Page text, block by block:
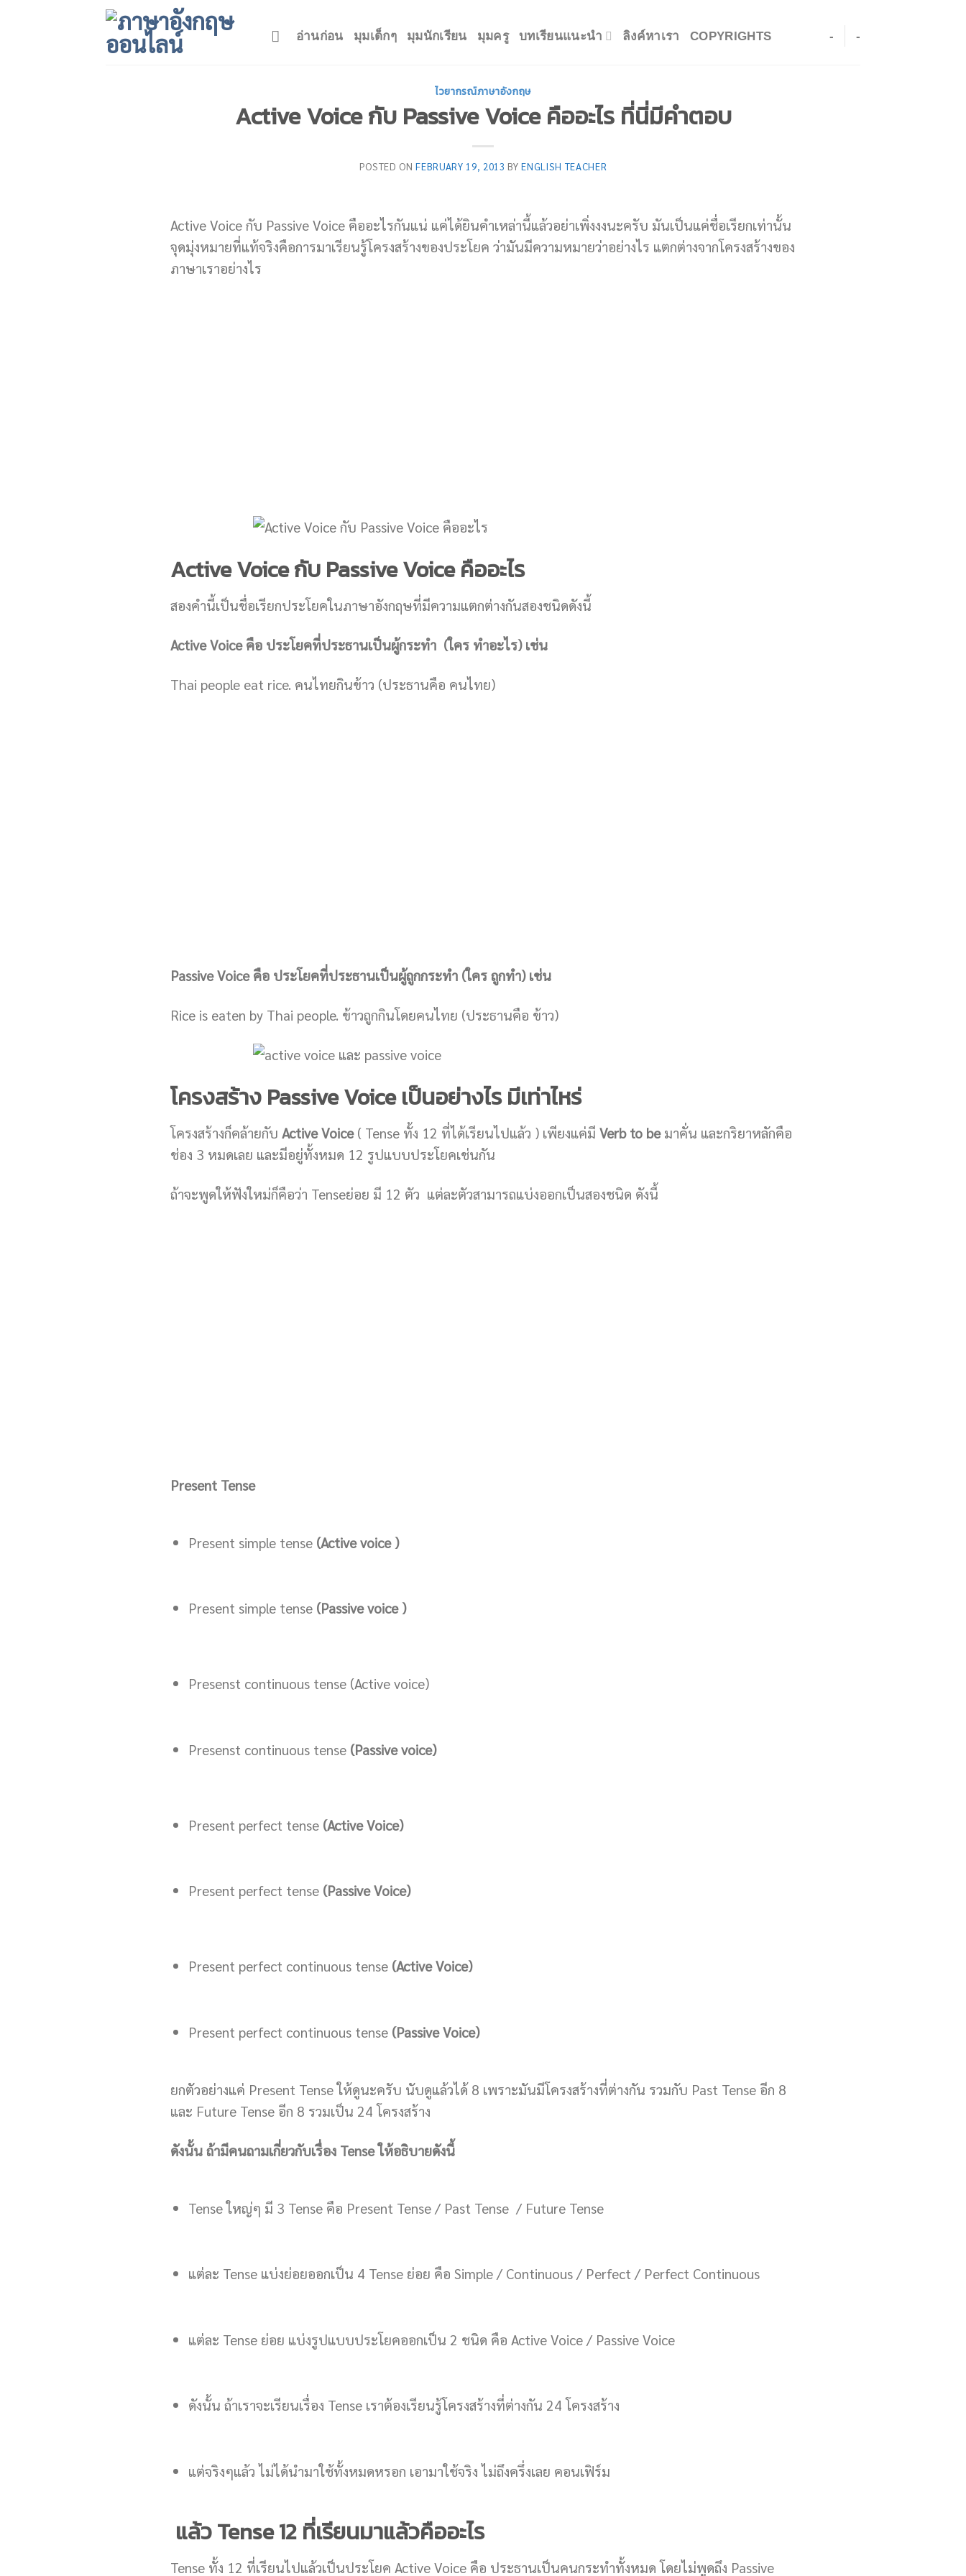
อ่านก่อน มุมเด็กๆ มุมนักเรียน มุมครู บทเรียนแนะนำ ลิงค์หาเรา COPYRIGHTS - -
ไวยากรณ์ภาษาอังกฤษ
Active Voice กับ Passive Voice คืออะไร ที่นี่มีคำตอบ
POSTED ONFEBRUARY 19, 2013 BYENGLISH TEACHER
Active Voice กับ Passive Voice คืออะไรกันแน่ แค่ได้ยินคำเหล่านี้แล้วอย่าเพิ่งงงนะครับ มันเป็นแค่ชื่อเรียกเท่านั้น
จุดมุ่งหมายที่แท้จริงคือการมาเรียนรู้โครงสร้างของประโยค ว่ามันมีความหมายว่าอย่างไร แตกต่างจากโครงสร้างของ
ภาษาเราอย่างไร
Active Voice กับ Passive Voice คืออะไร
สองคำนี้เป็นชื่อเรียกประโยคในภาษาอังกฤษที่มีความแตกต่างกันสองชนิดดังนี้
Active Voice คือ ประโยคที่ประธานเป็นผู้กระทำ (ใคร ทำอะไร) เช่น
Thai people eat rice. คนไทยกินข้าว (ประธานคือ คนไทย)
Passive Voice คือ ประโยคที่ประธานเป็นผู้ถูกกระทำ (ใคร ถูกทำ) เช่น
Rice is eaten by Thai people. ข้าวถูกกินโดยคนไทย (ประธานคือ ข้าว)
โครงสร้าง Passive Voice เป็นอย่างไร มีเท่าไหร่
โครงสร้างก็คล้ายกับ Active Voice( Tense ทั้ง 12 ที่ได้เรียนไปแล้ว ) เพียงแค่มี Verb to beมาคั่น และกริยาหลักคือ
ช่อง 3 หมดเลย และมีอยู่ทั้งหมด 12 รูปแบบประโยคเช่นกัน
ถ้าจะพูดให้ฟังใหม่ก็คือว่า Tenseย่อย มี 12 ตัว แต่ละตัวสามารถแบ่งออกเป็นสองชนิด ดังนี้
Present Tense
Present simple tense (Active voice )
Present simple tense (Passive voice )
Presenst continuous tense (Active voice)
Presenst continuous tense(Passive voice)
Present perfect tense (Active Voice)
Present perfect tense (Passive Voice)
Present perfect continuous tense (Active Voice)
Present perfect continuous tense (Passive Voice)
ยกตัวอย่างแค่ Present Tense ให้ดูนะครับ นับดูแล้วได้ 8 เพราะมันมีโครงสร้างที่ต่างกัน รวมกับ Past Tense อีก 8
และ Future Tense อีก 8 รวมเป็น 24 โครงสร้าง
ดังนั้น ถ้ามีคนถามเกี่ยวกับเรื่อง Tense ให้อธิบายดังนี้
Tense ใหญ่ๆ มี 3 Tense คือ Present Tense / Past Tense / Future Tense
แต่ละ Tense แบ่งย่อยออกเป็น 4 Tense ย่อย คือ Simple / Continuous / Perfect / Perfect Continuous
แต่ละ Tense ย่อย แบ่งรูปแบบประโยคออกเป็น 2 ชนิด คือ Active Voice / Passive Voice
ดังนั้น ถ้าเราจะเรียนเรื่อง Tense เราต้องเรียนรู้โครงสร้างที่ต่างกัน 24 โครงสร้าง
แต่จริงๆแล้ว ไม่ได้นำมาใช้ทั้งหมดหรอก เอามาใช้จริง ไม่ถึงครึ่งเลย คอนเฟิร์ม
แล้ว Tense 12 ที่เรียนมาแล้วคืออะไร
Tense ทั้ง 12 ที่เรียนไปแล้วเป็นประโยค Active Voice คือ ประธานเป็นคนกระทำทั้งหมด โดยไม่พูดถึง Passive